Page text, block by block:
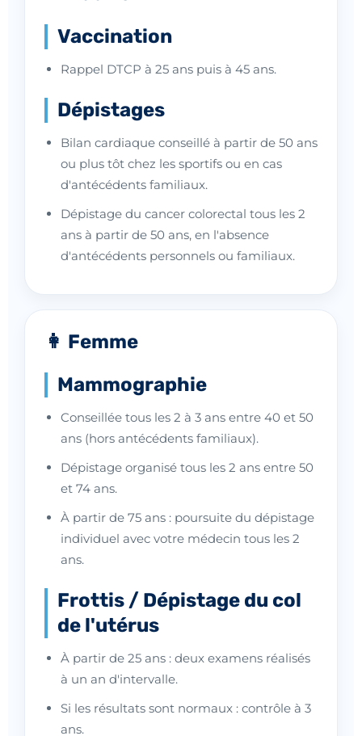
Vaccination
Rappel DTCP à 25 ans puis à 45 ans.
Dépistages
Bilan cardiaque conseillé à partir de 50 ans
ou plus tôt chez les sportifs ou en cas
d'antécédents familiaux.
Dépistage du cancer colorectal tous les 2
ans à partir de 50 ans, en l'absence
d'antécédents personnels ou familiaux.
👩 Femme
Mammographie
Conseillée tous les 2 à 3 ans entre 40 et 50
ans (hors antécédents familiaux).
Dépistage organisé tous les 2 ans entre 50
et 74 ans.
À partir de 75 ans : poursuite du dépistage
individuel avec votre médecin tous les 2
ans.
Frottis / Dépistage du col
de l'utérus
À partir de 25 ans : deux examens réalisés
à un an d'intervalle.
Si les résultats sont normaux : contrôle à 3
ans.